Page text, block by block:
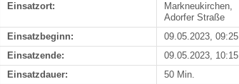
Einsatzort:
Markneukirchen,
Adorfer Straße
Einsatzbeginn:
09.05.2023, 09:25
Einsatzende:
09.05.2023, 10:15
Einsatzdauer:
50 Min.